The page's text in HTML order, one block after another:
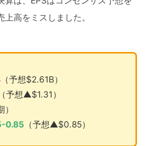
上高をミスしました。
（予想$2.61B）
（予想▲$1.31）
0.85 （予想▲$0.85）